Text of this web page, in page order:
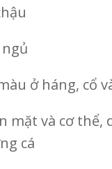
ở háng, cổ
mặt và cơ thể,
cá